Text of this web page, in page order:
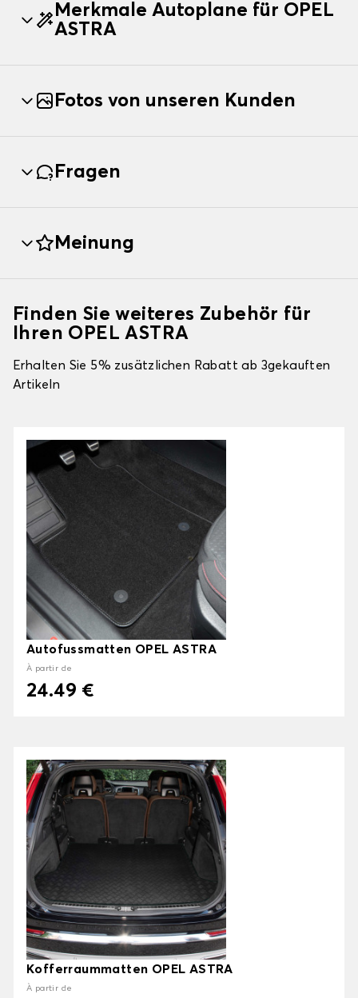
Merkmale Autoplane für OPEL
ASTRA
Fotos von unseren Kunden
Fragen
Meinung
Finden Sie weiteres Zubehör für
Ihren OPEL ASTRA
Erhalten Sie 5% zusätzlichen Rabatt ab 3gekauften
Artikeln
Autofussmatten OPEL ASTRA
À partir de
24.49 €
Kofferraummatten OPEL ASTRA
À partir de